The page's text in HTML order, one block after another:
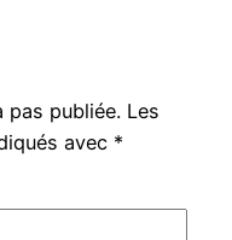
pas publiée. Les
avec *